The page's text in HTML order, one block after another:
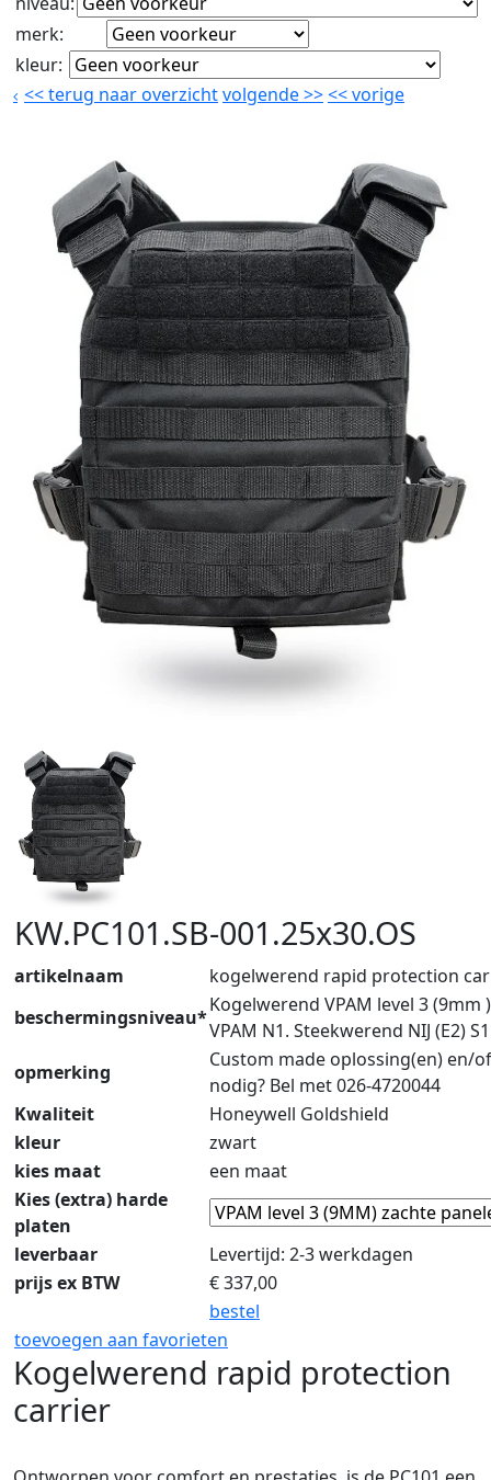
merk:
kleur:
<<terug naar overzichtvolgende>><<vorige
KW.PC101.SB-001.25x30.OS
artikelnaam
kogelwerend rapid protection
beschermingsniveau*
Kogelwerend VPAM level 3 (9mm
VPAM N1. Steekwerend NIJ (E2)
opmerking
Custom made oplossing(en) en/
nodig? Bel met 026-4720044
Kwaliteit
Honeywell Goldshield
kleur
zwart
kies maat
een maat
Kies (extra) harde
platen
leverbaar
Levertijd: 2-3 werkdagen
prijs ex BTW
€337,00
bestel
toevoegen aan favorieten
Kogelwerend rapid protection
carrier